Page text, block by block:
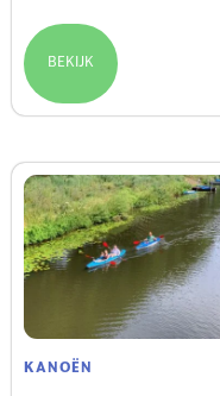
BEKIJK
KANOËN